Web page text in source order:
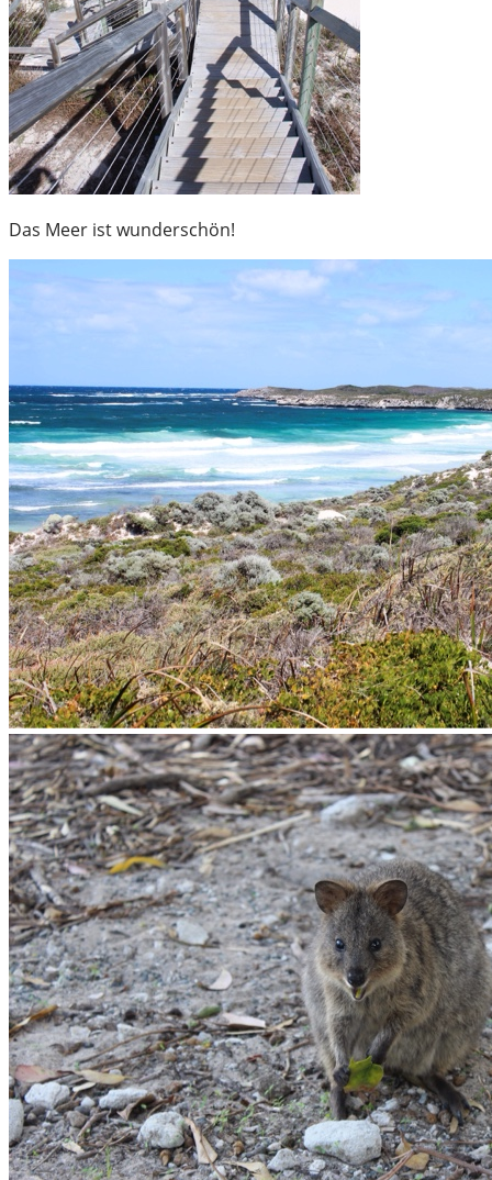
Das Meer ist wunderschön!